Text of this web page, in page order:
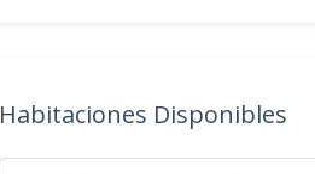
Habitaciones Disponibles